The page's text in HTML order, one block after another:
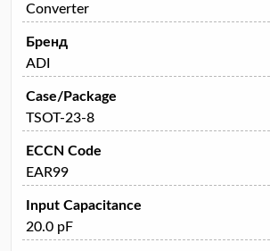
Converter
Бренд
ADI
Case/Package
TSOT-23-8
ECCN Code
EAR99
Input Capacitance
20.0 pF